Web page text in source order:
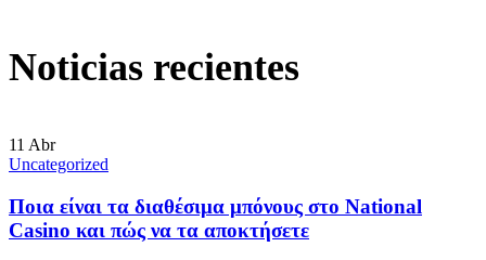
Noticias recientes
11 Abr
Uncategorized
Ποια είναι τα διαθέσιμα μπόνους στο National
Casino και πώς να τα αποκτήσετε